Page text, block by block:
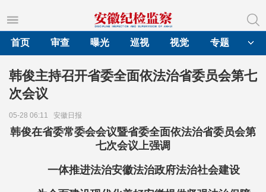
首页
审查 曝光 巡视 视觉 专题
韩俊主持召开省委全面依法治省委员会第七
次会议
05-28 06:11 安徽日报
韩俊在省委常委会会议暨省委全面依法治省委员会第
七次会议上强调
一体推进法治安徽法治政府法治社会建设